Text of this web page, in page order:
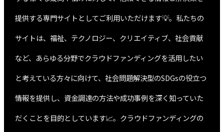
提供する専門サイトとしてご利用いただけます💡。私たちの
サイトは、福祉、テクノロジー、クリエイティブ、社会貢献
など、あらゆる分野でクラウドファンディングを活用したい
と考えている方々に向けて、社会問題解決型のSDGsの役立つ
情報を提供し、資金調達の方法や成功事例を深く知っていた
だくことを目的としています📈。クラウドファンディングの